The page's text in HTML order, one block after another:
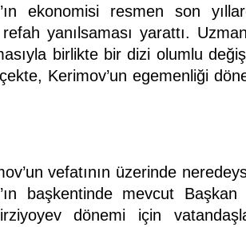
ekonomisi resmen son
yanılsaması yarattı.
birlikte bir dizi olumlu
Kerimov’un egemenliği
vefatının üzerinde
başkentinde mevcut
dönemi için